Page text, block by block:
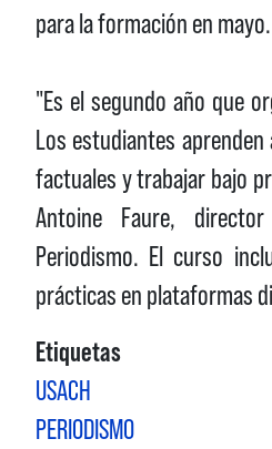
para la formación en mayo.
"Es el segundo año que
Los estudiantes
factuales y trabajar bajo
Antoine Faure,
Periodismo. El curso
prácticas en plataformas
Etiquetas
USACH
PERIODISMO